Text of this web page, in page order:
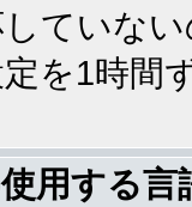
ていな
を1時間
用する